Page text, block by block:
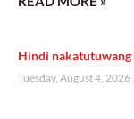
Hindi
Tuesday, August 4, 2026